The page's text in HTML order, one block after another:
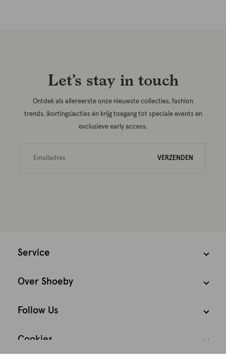
Let’s stay in touch
Ontdek als allereerste onze nieuwste collecties, fashion
trends, (kortings)acties én krijg toegang tot speciale events en
exclusieve early access.
VERZENDEN
Service
Over Shoeby
Follow Us
Cookies